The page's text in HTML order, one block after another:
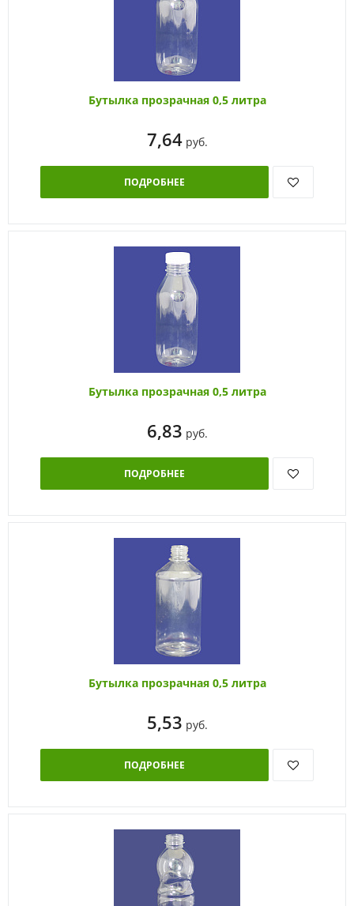
Бутылка прозрачная 0,5 литра
7,64 руб.
ПОДРОБНЕЕ
Бутылка прозрачная 0,5 литра
6,83 руб.
ПОДРОБНЕЕ
Бутылка прозрачная 0,5 литра
5,53 руб.
ПОДРОБНЕЕ